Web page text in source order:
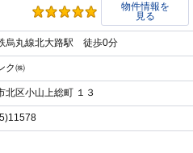
物件情報を
見る
烏丸線北大路駅 徒歩0分
ク㈱
北区小山上総町 １３